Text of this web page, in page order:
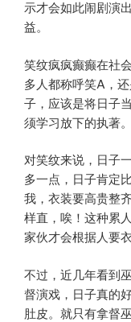
示才会如此闹剧演
益。
笑纹疯疯癫癫在社
多人都称呼笑A，
子，应该是将日子
须学习放下的执著。
对笑纹来说，日子
多一点，日子肯定
我，衣装要高贵整
样直，唉！这种累
家伙才会根据人要
不过，近几年看到
督演戏，日子真的
肚皮。就只有拿督